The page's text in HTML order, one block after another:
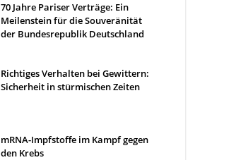
70 Jahre Pariser Verträge: Ein
Meilenstein für die Souveränität
der Bundesrepublik Deutschland
Richtiges Verhalten bei Gewittern:
Sicherheit in stürmischen Zeiten
mRNA-Impfstoffe im Kampf gegen
den Krebs